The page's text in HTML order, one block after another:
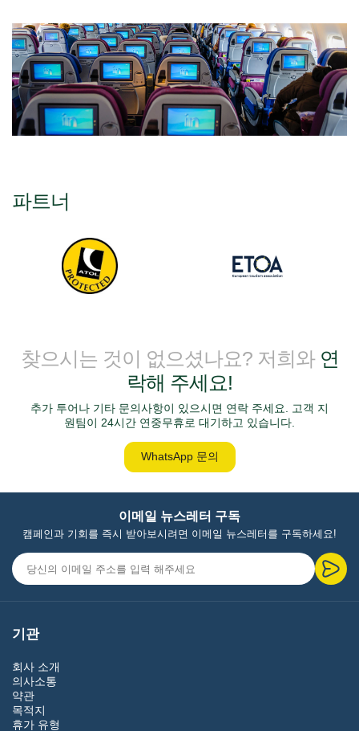
파트너
찾으시는 것이 없으셨나요? 저희와 연
락해 주세요!
추가 투어나 기타 문의사항이 있으시면 연락 주세요. 고객 지
원팀이 24시간 연중무휴로 대기하고 있습니다.
WhatsApp 문의
이메일 뉴스레터 구독
캠페인과 기회를 즉시 받아보시려면 이메일 뉴스레터를 구독하세요!
기관
회사 소개
의사소통
약관
목적지
휴가 유형